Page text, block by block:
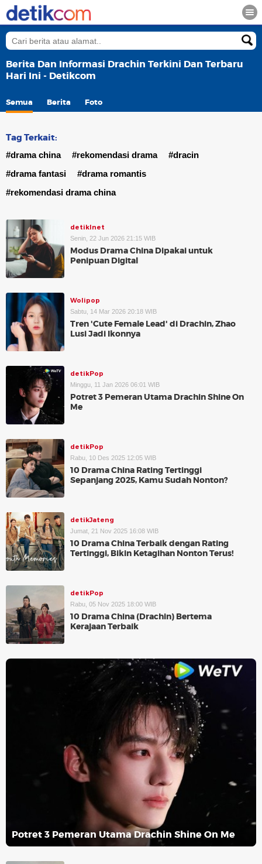
Berita Dan Informasi Drachin Terkini Dan Terbaru
Hari Ini - Detikcom
Semua Berita Foto
Tag Terkait:
#drama china #rekomendasi drama
#dracin
#drama fantasi
#drama romantis
#rekomendasi drama china
detikInet
Senin, 22 Jun 2026 21:15 WIB
Modus Drama China Dipakai untuk
Penipuan Digital
Wolipop
Sabtu, 14 Mar 2026 20:18 WIB
Tren 'Cute Female Lead' di Drachin, Zhao
Lusi Jadi Ikonnya
detikPop
Minggu, 11 Jan 2026 06:01 WIB
Potret 3 Pemeran Utama Drachin Shine On
Me
detikPop
Rabu, 10 Des 2025 12:05 WIB
10 Drama China Rating Tertinggi
Sepanjang 2025, Kamu Sudah Nonton?
detikJateng
Jumat, 21 Nov 2025 16:08 WIB
10 Drama China Terbaik dengan Rating
Tertinggi, Bikin Ketagihan Nonton Terus!
detikPop
Rabu, 05 Nov 2025 18:00 WIB
10 Drama China (Drachin) Bertema
Kerajaan Terbaik
Potret 3 Pemeran Utama Drachin Shine On Me